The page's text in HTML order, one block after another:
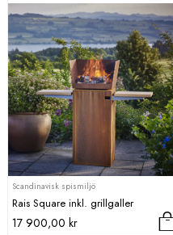
Scandinavisk spismiljö
Rais Square inkl. grillgaller
17 900,00 kr